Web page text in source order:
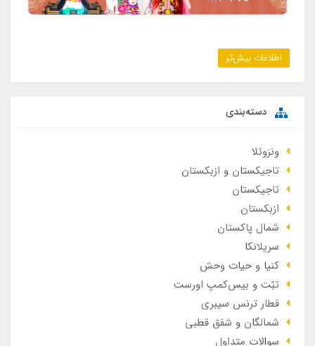
اطلاعات بیش‌تر
دسته‌بندی
ونزوئلا
تاجیکستان و ازبکستان
تاجیکستان
ازبکستان
شمال پاکستان
سریلانکا
کنیا و حیات وحش
تبّت و بیس‌کمپ اورست
قطار ترنس سیبری
شمالگان و شفق قطبی
سوالات متداول